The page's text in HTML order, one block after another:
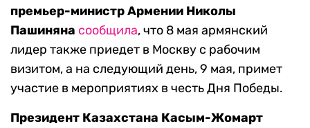
премьер-министр Армении Николы
Пашиняна сообщила, что 8 мая армянский
лидер также приедет в Москву с рабочим
визитом, а на следующий день, 9 мая, примет
участие в мероприятиях в честь Дня Победы.
Президент Казахстана Касым-Жомарт